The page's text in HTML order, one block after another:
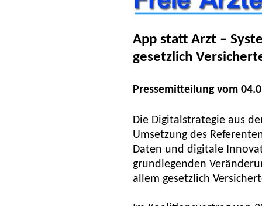
App statt Arzt –
gesetzlich
Pressemitteilung vom
Die Digitalstrategie aus
Umsetzung des
Daten und digitale
grundlegenden
allem gesetzlich